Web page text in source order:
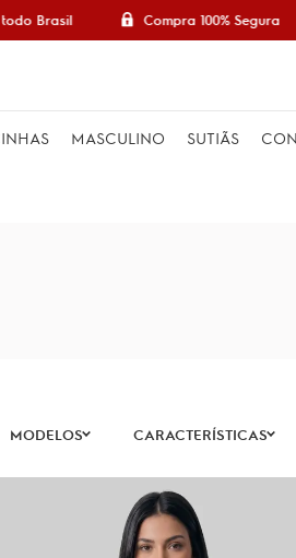
Brasil Compra 100% Segura
MASCULINO SUTIÃS
CARACTERÍSTICAS
MODELOS